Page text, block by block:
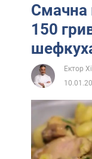
Смачна
150
Ектор